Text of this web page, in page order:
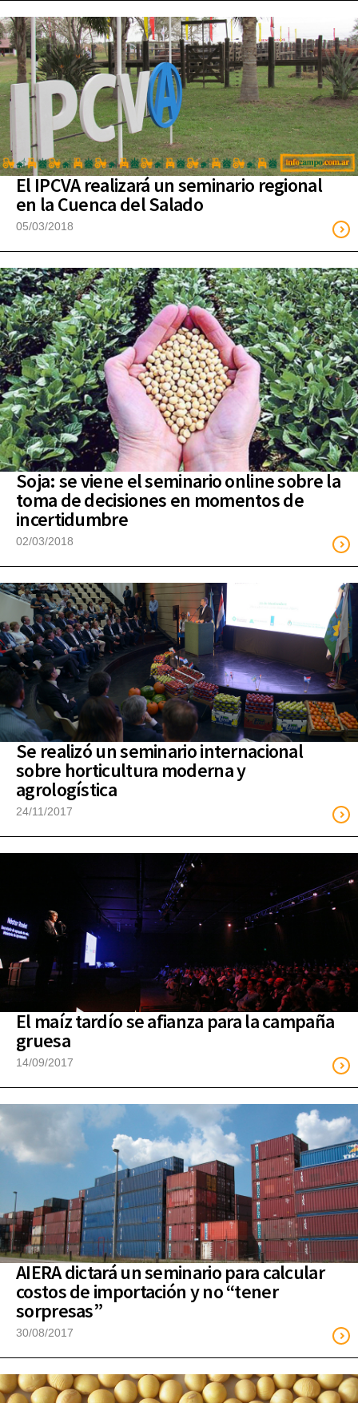
El IPCVA realizará un seminario regional
en la Cuenca del Salado
05/03/2018
Soja: se viene el seminario online sobre la
toma de decisiones en momentos de
incertidumbre
02/03/2018
Se realizó un seminario internacional
sobre horticultura moderna y
agrologística
24/11/2017
El maíz tardío se afianza para la campaña
gruesa
14/09/2017
AIERA dictará un seminario para calcular
costos de importación y no “tener
sorpresas”
30/08/2017